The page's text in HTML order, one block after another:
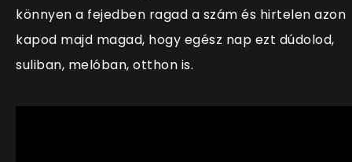
könnyen a fejedben ragad a szám és hirtelen azon
kapod majd magad, hogy egész nap ezt dúdolod,
suliban, melóban, otthon is.